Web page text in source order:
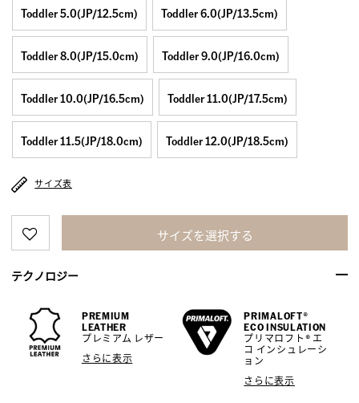
Toddler 5.0(JP/12.5cm) Toddler 6.0(JP/13.5cm)
Toddler 8.0(JP/15.0cm) Toddler 9.0(JP/16.0cm)
Toddler 10.0(JP/16.5cm) Toddler 11.0(JP/17.5cm)
Toddler 11.5(JP/18.0cm) Toddler 12.0(JP/18.5cm)
サイズ表
サイズを選択する
テクノロジー
PREMIUM
LEATHER
プレミアム レザー
さらに表示
PRIMALOFT®
ECO INSULATION
プリマロフト® エ
コ インシュレーシ
ョン
さらに表示